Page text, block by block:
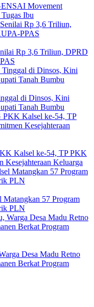
Movement
Ibu
Rp 3,6 Triliun, DPRD
di Dinsos, Kini
Tanah Bumbu
Kalsel ke-54, TP PKK
Kesejahteraan Keluarga
57 Program
PLN
Desa Madu Retno
Berkat Program